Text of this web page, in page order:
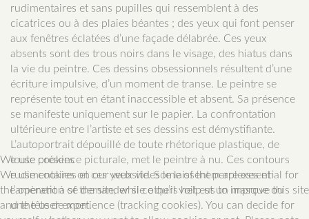
rudimentaires et sans pupilles qui ressemblent à des
cicatrices ou à des plaies béantes ; des yeux qui font penser
aux fenêtres éclatées d’une façade délabrée. Ces yeux
absents sont des trous noirs dans le visage, des hiatus dans
la vie du peintre. Ces dessins obsessionnels résultent d’une
écriture impulsive, d’un moment de transe. Le peintre se
représente tout en étant inaccessible et absent. Sa présence
se manifeste uniquement sur le papier. La confrontation
ultérieure entre l’artiste et ses dessins est démystifiante.
L’autoportrait dépouillé de toute rhétorique plastique, de
toute présence picturale, met le peintre à nu. Ces contours
rudimentaires et ces yeux vides le laissent perplexes et
l’amènent à se demander si ce qu’il voit est un masque ou
une tête de mort.
We use cookies
We use cookies on our website. Some of them are essential for
the operation of the site, while others help us to improve this site
and the user experience (tracking cookies). You can decide for